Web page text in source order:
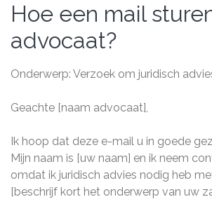
Hoe een mail
advocaat?
Onderwerp: Verzoek om juridisch
Geachte [naam advocaat],
Ik hoop dat deze e-mail u in goede
Mijn naam is [uw naam] en ik neem
omdat ik juridisch advies nodig heb
[beschrijf kort het onderwerp van uw